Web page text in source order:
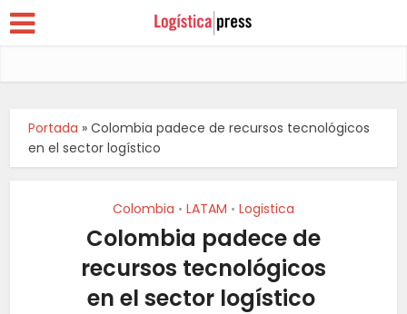
Portada »Colombia padece de recursos tecnológicos
en el sector logístico
Colombia • LATAM • Logistica
Colombia padece de
recursos tecnológicos
en el sector logístico